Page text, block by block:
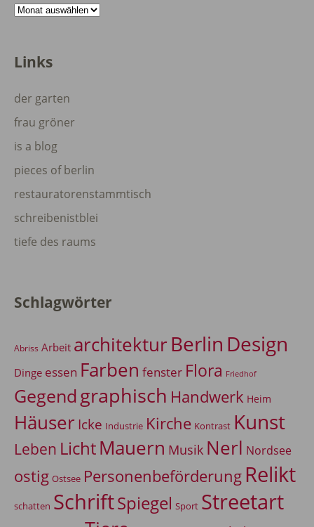
Archiv
Links
der garten
frau gröner
is a blog
pieces of berlin
restauratorenstammtisch
schreibenistblei
tiefe des raums
Schlagwörter
Abriss Arbeit architekturBerlin Design
Dinge essen Farben fenster Flora Friedhof
Gegendgraphisch Handwerk Heim
Häuser Icke Industrie Kirche Kontrast Kunst
Leben LichtMauern Musik Nerl Nordsee
ostig Ostsee Personenbeförderung Relikt
schatten SchriftSpiegel Sport Streetart